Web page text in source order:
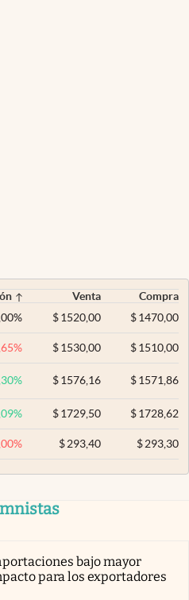
Venta
Compra
% $ 1520,00 $1470,00
% $ 1530,00 $1510,00
% $ 1576,16 $1571,86
% $ 1729,50 $1728,62
% $ 293,40 $293,30
bajo mayor
para los exportadores